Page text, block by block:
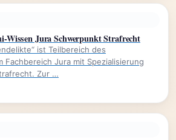
Wissen Jura Schwerpunkt Strafrecht
ist Teilbereich des
Fachbereich Jura mit Spezialisierung
Zur …